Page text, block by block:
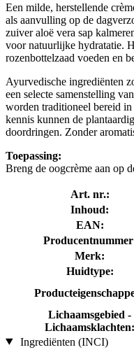
Een milde, herstellende
als aanvulling op de
zuiver aloë vera sap
voor natuurlijke hydratatie.
rozenbottelzaad voeden en
Ayurvedische ingrediënten
een selecte samenstelling
worden traditioneel bereid
kennis kunnen de
doordringen. Zonder
Toepassing:
Breng de oogcrème aan op
Art. nr.:
Inhoud:
EAN:
Merk:
Huidtype:
Lichaamsgebied -
Lichaamsklachten:
Ingrediënten (INCI)